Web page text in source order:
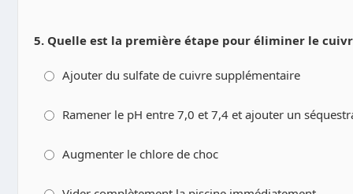
5. Quelle est la première étape pour éliminer le
Ajouter du sulfate de cuivre supplémentaire
Ramener le pH entre 7,0 et 7,4 et ajouter un
Augmenter le chlore de choc